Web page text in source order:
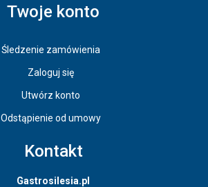
Twoje konto
Śledzenie zamówienia
Zaloguj się
Utwórz konto
Odstąpienie od umowy
Kontakt
Gastrosilesia.pl